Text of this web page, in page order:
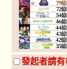
發起者請有